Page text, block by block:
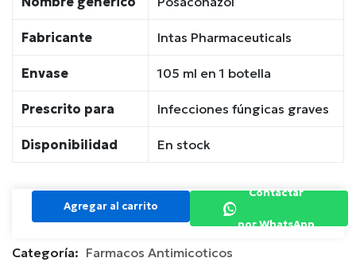
Fabricante Intas Pharmaceuticals
Envase 105 ml en 1 botella
Prescrito para Infecciones fúngicas graves
Disponibilidad En stock
Agregar al carrito
Contactar
por WhatsApp
Categoría: Farmacos Antimicoticos